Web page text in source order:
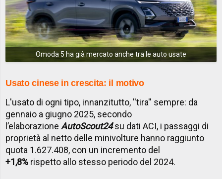
Omoda 5 ha già mercato anche tra le auto usate
Usato cinese in crescita: il motivo
L'usato di ogni tipo, innanzitutto, ''tira'' sempre: da
gennaio a giugno 2025, secondo
l’elaborazioneAutoScout24su dati ACI, i passaggi di
proprietà al netto delle minivolture hanno raggiunto
quota 1.627.408, con un incremento del
+1,8% rispetto allo stesso periodo del 2024.